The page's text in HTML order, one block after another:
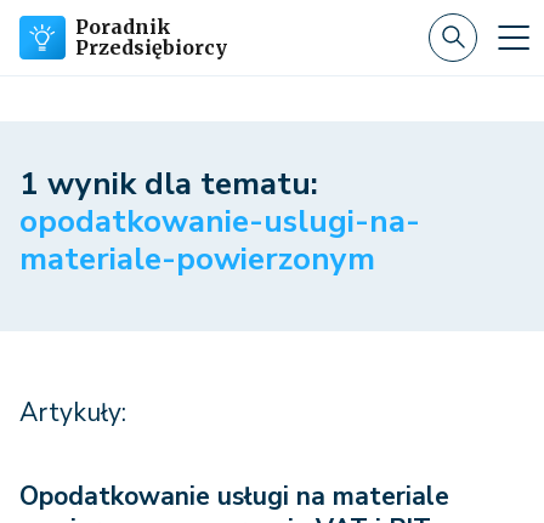
Poradnik
Przedsiębiorcy
1 wynik dla tematu:
opodatkowanie-uslugi-na-
materiale-powierzonym
Artykuły:
Opodatkowanie usługi na materiale